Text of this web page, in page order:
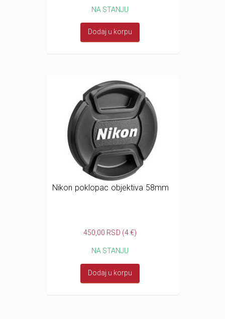
NA STANJU
Dodaj u korpu
Nikon poklopac objektiva 58mm
450,00 RSD (4 €)
NA STANJU
Dodaj u korpu